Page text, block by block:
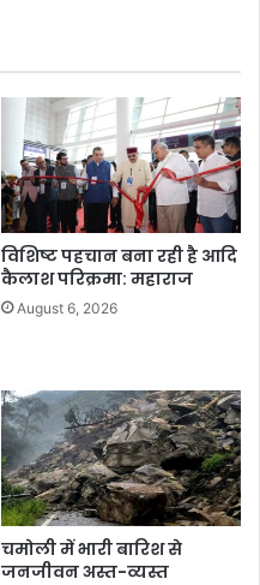
विशिष्ट पहचान बना रही है आदि
कैलाश परिक्रमा: महाराज
August 6, 2026
चमोली में भारी बारिश से
जनजीवन अस्त-व्यस्त